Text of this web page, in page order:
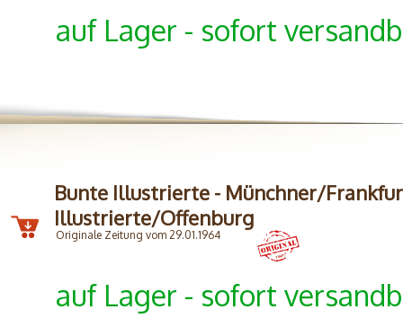
auf Lager - sofort
Bunte Illustrierte - Münchner/
Illustrierte/Offenburg
Originale Zeitung vom 29.01.1964
auf Lager - sofort